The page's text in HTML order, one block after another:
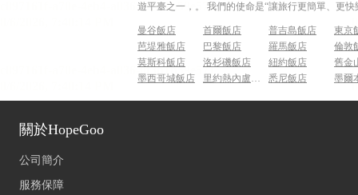
遊平臺之一，。 我們的使命是“讓旅行更簡單、更
曼谷飯店 首爾飯店 普吉島飯店
東京
芭堤雅飯店
巴黎飯店 羅馬飯店
倫敦
莫斯科飯店
洛杉磯飯店 紐約飯店
舊金
墨西哥城飯店
里約熱內盧飯店 悉尼飯店 墨爾
關於HopeGoo
公司簡介
服務保障